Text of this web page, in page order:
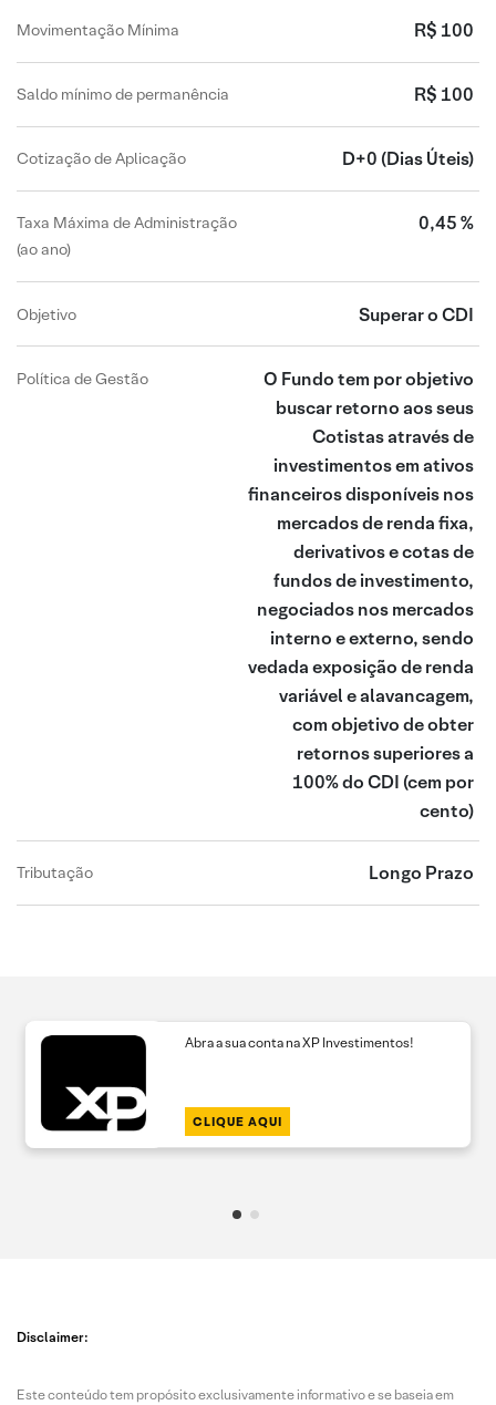
Movimentação Mínima R$ 100
Saldo mínimo de permanência R$ 100
Cotização de Aplicação D+0 (Dias Úteis)
Taxa Máxima de Administração
(ao ano)
0,45 %
Objetivo Superar o CDI
Política de Gestão
O Fundo tem por objetivo
buscar retorno aos seus
Cotistas através de
investimentos em ativos
financeiros disponíveis nos
mercados de renda fixa,
derivativos e cotas de
fundos de investimento,
negociados nos mercados
interno e externo, sendo
vedada exposição de renda
variável e alavancagem,
com objetivo de obter
retornos superiores a
100% do CDI (cem por
cento)
Tributação Longo Prazo
Abra a sua conta na XP Investimentos!
CLIQUE AQUI
Disclaimer:
Este conteúdo tem propósito exclusivamente informativo e se baseia em